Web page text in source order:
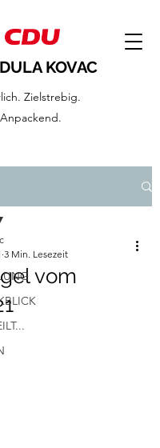
KOVAC
Zielstrebig.
Anpackend.
vom
3 Min. Lesezeit